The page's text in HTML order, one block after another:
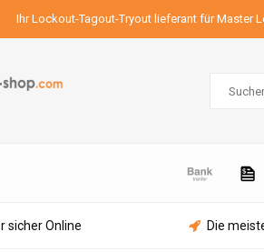
Ihr Lockout-Tagout-Tryout lieferant für Master
sicher Online Die